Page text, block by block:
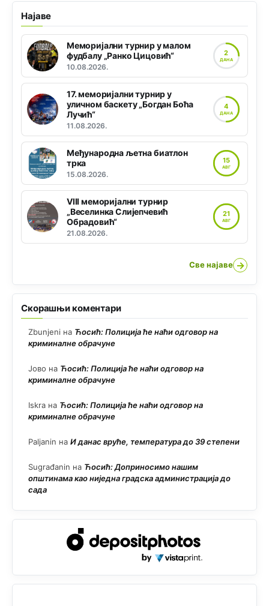
Најаве
Меморијални турнир у малом
фудбалу „Ранко Цицовић“
10.08.2026.
2
ДАНА
17. меморијални турнир у
уличном баскету „Богдан Боћа
Лучић“
11.08.2026.
4
ДАНА
Међународна љетна биатлон
трка
15.08.2026.
15
АВГ
VIII меморијални турнир
„Веселинка Слијепчевић
Обрадовић“
21.08.2026.
21
АВГ
Све најаве →
Скорашњи коментари
Zbunjeni на Ћосић: Полиција ће наћи одговор на
криминалне обрачуне
Јово на Ћосић: Полиција ће наћи одговор на
криминалне обрачуне
Iskra на Ћосић: Полиција ће наћи одговор на
криминалне обрачуне
Paljanin на И данас вруће, температура до 39 степени
Sugrađanin на Ћосић: Доприносимо нашим
општинама као ниједна градска администрација до
сада